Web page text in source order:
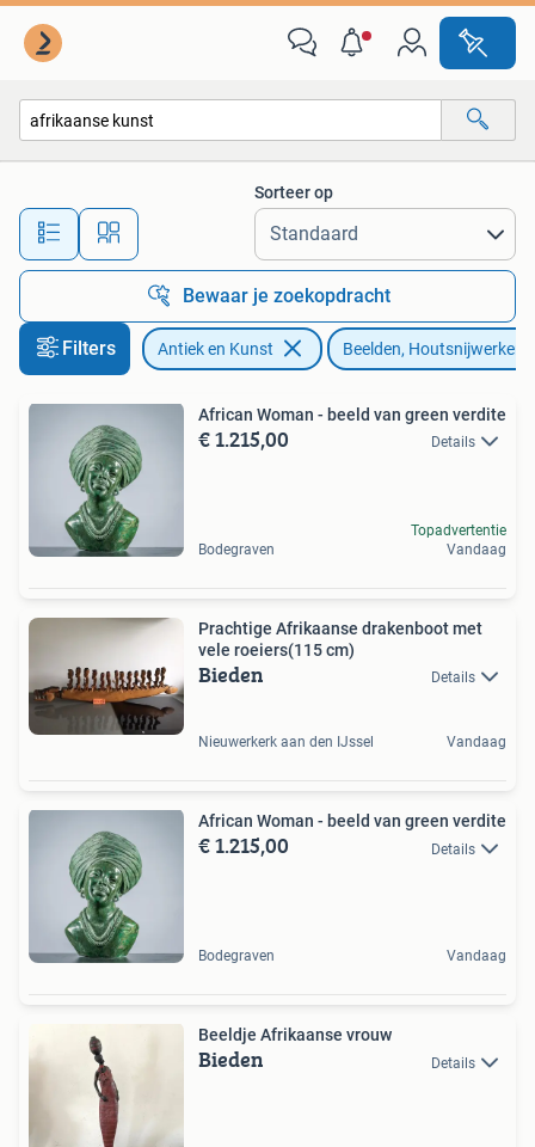
Alle afstanden…
Sorteer op
Bewaar je zoekopdracht
Filters Antiek en Kunst Beelden, Houtsnijwerken
African Woman - beeld van green verdite
€ 1.215,00 Details
Bodegraven
Topadvertentie
Vandaag
Prachtige Afrikaanse drakenboot met
vele roeiers(115 cm)
Bieden Details
Nieuwerkerk aan den IJssel Vandaag
African Woman - beeld van green verdite
€ 1.215,00 Details
Bodegraven Vandaag
Beeldje Afrikaanse vrouw
Bieden Details